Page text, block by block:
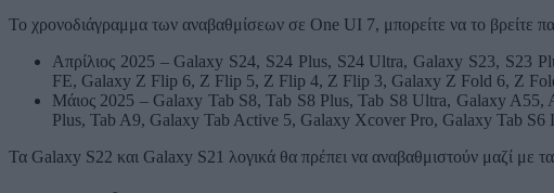
Το χρονοδιάγραμμα των αναβαθμίσεων σε One UI 7, μπορείτε να το βρείτε
Απρίλιος 2025 – Galaxy S24, S24 Plus, S24 Ultra, Galaxy S23, S23
FE, Galaxy Z Flip 6, Z Flip 5, Z Flip 4, Z Flip 3, Galaxy Z Fold 6, Z
Μάιος 2025 – Galaxy Tab S8, Tab S8 Plus, Tab S8 Ultra, Galaxy
Plus, Tab A9, Galaxy Tab Active 5, Galaxy Xcover Pro, Galaxy Tab S6
Τα Galaxy S22 και Galaxy S21 λογικά θα πρέπει να αναβαθμιστούν μαζί με